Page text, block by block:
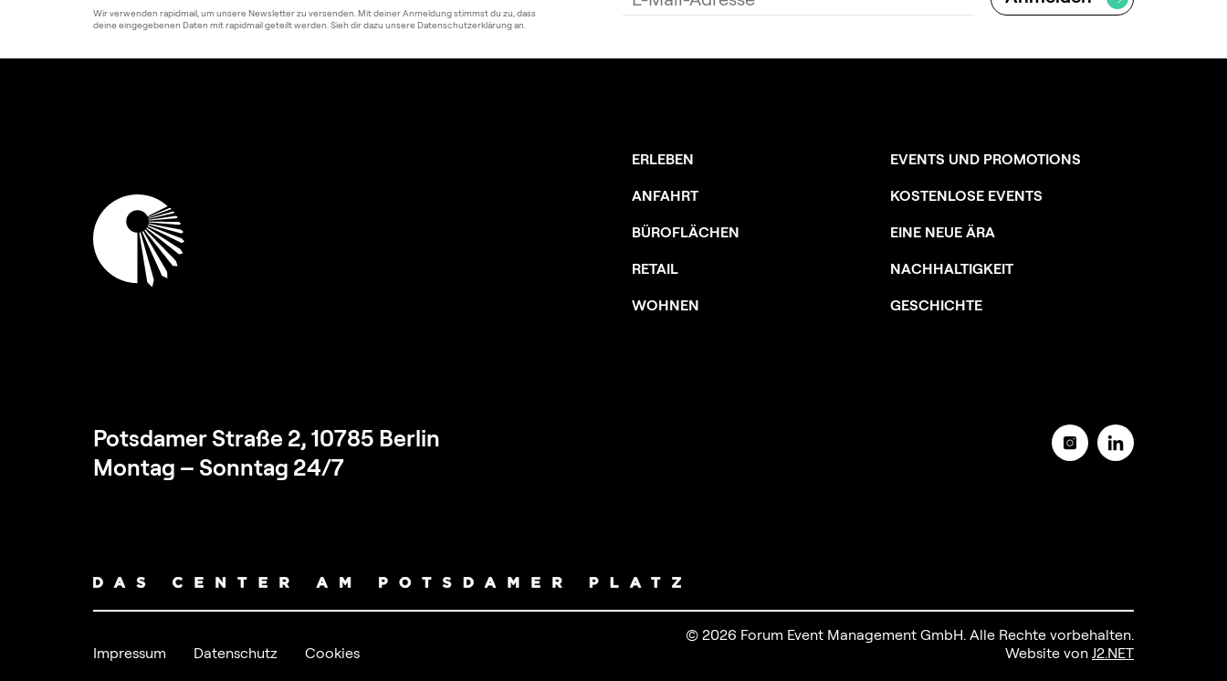
Wir verwenden rapidmail, um unsere Newsletter zu versenden. Mit deiner Anmeldung stimmst du zu, dass
deine eingegebenen Daten mit rapidmail geteilt werden. Sieh dir dazu unsere Datenschutzerklärung an.
ERLEBEN
ANFAHRT
BÜROFLÄCHEN
RETAIL
WOHNEN
EVENTS UND PROMOTIONS
KOSTENLOSE EVENTS
EINE NEUE ÄRA
NACHHALTIGKEIT
GESCHICHTE
Potsdamer Straße 2, 10785 Berlin
Montag – Sonntag 24/7
Impressum Datenschutz Cookies
© 2026 Forum Event Management GmbH. Alle Rechte vorbehalten.
Website von J2.NET